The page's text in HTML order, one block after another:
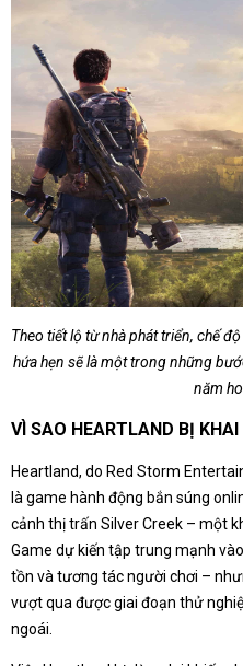
Theo tiết lộ từ nhà phát triển, chế
hứa hẹn sẽ là một trong những
năm
VÌ SAO HEARTLAND BỊ
Heartland, do Red Storm
là game hành động bắn súng
cảnh thị trấn Silver Creek – một
Game dự kiến tập trung mạnh
tồn và tương tác người chơi –
vượt qua được giai đoạn thử
ngoái.